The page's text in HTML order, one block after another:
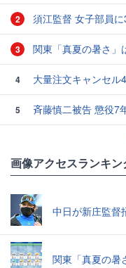
2 須江監督 女子部員
3 関東「真夏の暑さ」
4 大量注文キャンセル
5
斉藤慎二被告 懲役7
画像アクセスランキン
中日が新庄監督
関東「真夏の暑